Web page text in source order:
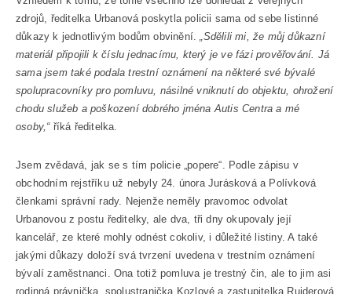
zdrojů, ředitelka Urbanová poskytla policii sama od sebe listinné
důkazy k jednotlivým bodům obvinění.
„Sdělili mi, že můj důkazní
materiál připojili k číslu jednacímu, který je ve fázi prověřování. Já
sama jsem také podala trestní oznámení na některé své bývalé
spolupracovníky pro pomluvu, násilné vniknutí do objektu, ohrožení
chodu služeb a poškození dobrého jména Autis Centra a mé
osoby,“říká ředitelka.
Jsem zvědavá, jak se s tím policie „popere“. Podle zápisu v
obchodním rejstříku už nebyly 24. února Jurásková a Polívková
členkami správní rady. Nejenže neměly pravomoc odvolat
Urbanovou z postu ředitelky, ale dva, tři dny okupovaly její
kancelář, ze které mohly odnést cokoliv, i důležité listiny. A také
jakými důkazy doloží svá tvrzení uvedena v trestním oznámení
bývalí zaměstnanci. Ona totiž pomluva je trestný čin, ale to jim asi
rodinná právnička, spolustranička Kozlové a zastupitelka Ruiderová